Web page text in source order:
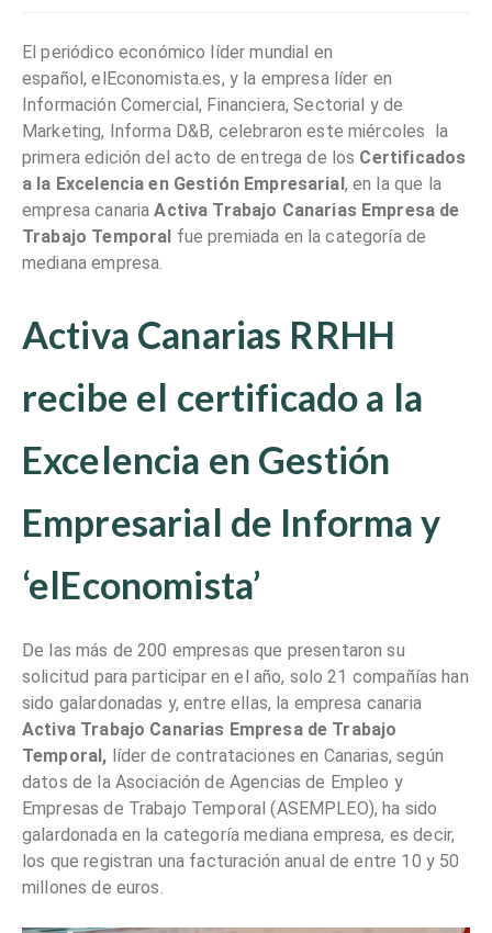
El periódico económico líder mundial en
español, elEconomista.es, y la empresa líder en
Información Comercial, Financiera, Sectorial y de
Marketing, Informa D&B, celebraron este miércoles la
primera edición del acto de entrega de los Certificados
a la Excelencia en Gestión Empresarial, en la que la
empresa canariaActiva Trabajo Canarias Empresa de
Trabajo Temporal fue premiada en la categoría de
mediana empresa.
Activa Canarias RRHH
recibe el certificado a la
Excelencia en Gestión
Empresarial de Informa y
‘elEconomista’
De las más de 200 empresas que presentaron su
solicitud para participar en el año, solo 21 compañías han
sido galardonadas y, entre ellas, la empresa canaria
Activa Trabajo Canarias Empresa de Trabajo
Temporal, líder de contrataciones en Canarias, según
datos de la Asociación de Agencias de Empleo y
Empresas de Trabajo Temporal (ASEMPLEO), ha sido
galardonada en la categoría mediana empresa, es decir,
los que registran una facturación anual de entre 10 y 50
millones de euros.